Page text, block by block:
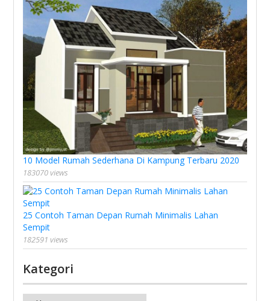
10 Model Rumah Sederhana Di Kampung Terbaru 2020
183070 views
25 Contoh Taman Depan Rumah Minimalis Lahan
Sempit
182591 views
Kategori